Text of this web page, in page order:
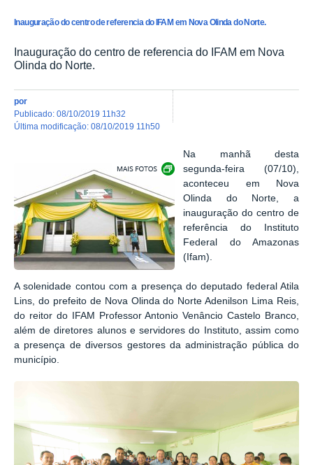
Inauguração do centro de referencia do IFAM em Nova Olinda do Norte.
Inauguração do centro de referencia do IFAM em Nova
Olinda do Norte.
por
publicado: 08/10/2019 11h32
última modificação: 08/10/2019 11h50
Show image carousel
Na manhã desta
segunda-feira (07/10),
aconteceu em Nova
Olinda do Norte, a
inauguração do centro de
referência do Instituto
Federal do Amazonas
(Ifam).
A solenidade contou com a presença do deputado federal Atila
Lins, do prefeito de Nova Olinda do Norte Adenilson Lima Reis,
do reitor do IFAM Professor Antonio Venâncio Castelo Branco,
além de diretores alunos e servidores do Instituto, assim como
a presença de diversos gestores da administração pública do
município.